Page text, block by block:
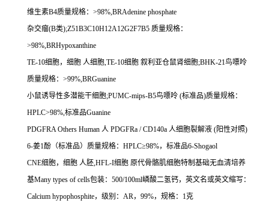
维生素B4质量规格： >98%,BRAdenine phosphate
杂交瘤(B类);Z51B3C10H12A12G2F7B5 质量规格：
>98%,BRHypoxanthine
TE-10细胞，细胞 人细胞,TE-10细胞 叙利亚仓鼠肾细胞;BHK-21鸟嘌呤
质量规格： >99%,BRGuanine
小鼠诱导性多潜能干细胞;PUMC-mips-B5鸟嘌呤 (标准品)质量规格：
HPLC>98%,标准品Guanine
PDGFRA Others Human 人 PDGFRa / CD140a 人细胞裂解液 (阳性对照)
6-姜1酚（标准品）质量规格： HPLC≥98%，标准品6-Shogaol
CNE细胞，细胞 人胚,HFL-I细胞 原代骨骼肌细胞特制基础无血清培养
基Many types of cells包装： 500/100ml嶙酸二氢钙，英文名或英文缩写：
Calcium hypophosphite，级别： AR， 99%，规格： 1克